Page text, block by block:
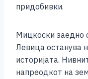
придобивки.
Мицкоски заедно
Левица останува
историјата.
напреодкот на